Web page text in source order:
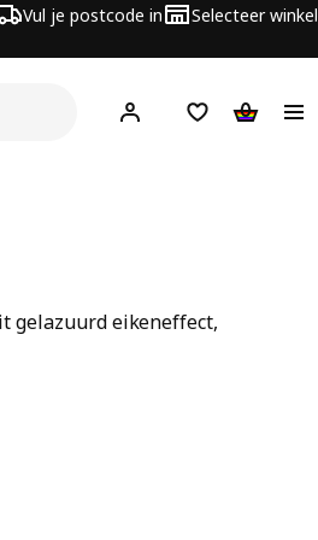
Vul je postcode in Selecteer winkel
Hej! Log in
gelazuurd eikeneffect,
Totaal beoordelingen: 12